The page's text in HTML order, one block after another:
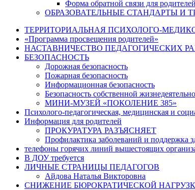
Форма обратной связи для
ОБРАЗОВАТЕЛЬНЫЕ СТАНДАРТЫ И
ТЕРРИТОРИАЛЬНАЯ ПСИХОЛОГО-
«Программа просвещения родителей»
НАСТАВНИЧЕСТВО ПЕДАГОГИЧЕСКИХ
БЕЗОПАСНОСТЬ
Дорожная безопасность
Пожарная безопасность
Информационная безопасность
Безопасность собственной
МИНИ-МУЗЕЙ «ПОКОЛЕНИЕ 385»
Психолого-педагогическая, медицинская и
Информация для родителей
ПРОКУРАТУРА РАЗЪЯСНЯЕТ
Профилактика заболеваний и поддержка
телефоны горячих линий вышестоящих
В ДОУ требуется
ЛИЧНЫЕ СТРАНИЦЫ ПЕДАГОГОВ
Айдова Наталья Викторовна
СНИЖЕНИЕ БЮРОКРАТИЧЕСКОЙ